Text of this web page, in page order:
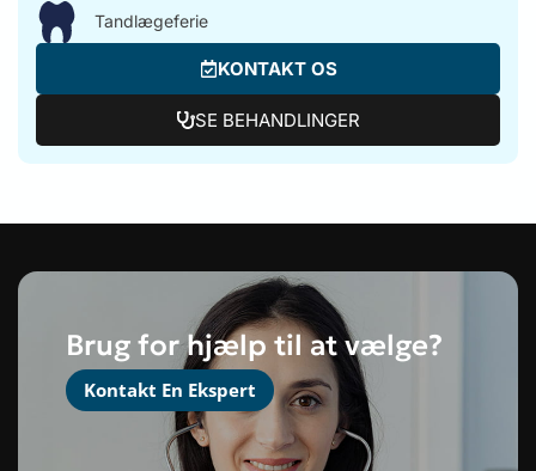
Tandlægeferie
KONTAKT OS
SE BEHANDLINGER
Brug for hjælp til at vælge?
Kontakt En Ekspert